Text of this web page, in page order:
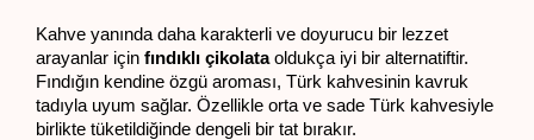
Kahve yanında daha karakterli ve doyurucu bir lezzet
arayanlar için fındıklı çikolata oldukça iyi bir alternatiftir.
Fındığın kendine özgü aroması, Türk kahvesinin kavruk
tadıyla uyum sağlar. Özellikle orta ve sade Türk kahvesiyle
birlikte tüketildiğinde dengeli bir tat bırakır.